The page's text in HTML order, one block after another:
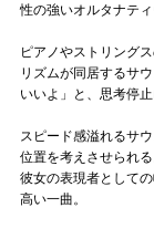
性の強いオルタナティ
ピアノやストリング
リズムが同居するサ
いいよ」と、思考停
スピード感溢れるサ
位置を考えさせられる
彼女の表現者として
高い一曲。